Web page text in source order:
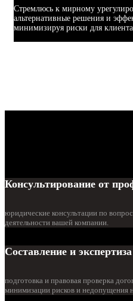
Стремлюсь к мирному
альтернативные решения и
минимизируя риски для клиента.
Консультирование от
юридические консультации по
деятельности вашей компании.
Составление и
подготовка и правовая проверка
минимизации рисков и недопущения